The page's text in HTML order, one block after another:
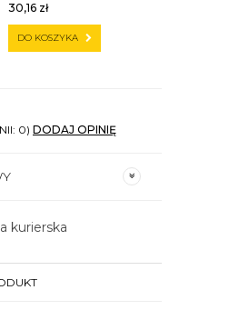
30,16 zł
DO KOSZYKA
0) DODAJ OPINIĘ
kurierska